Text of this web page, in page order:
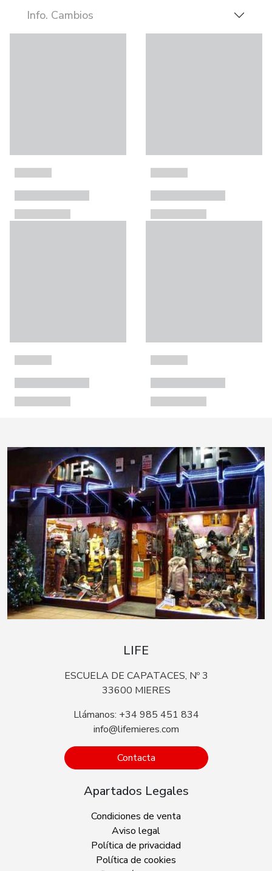
Info. Cambios
LIFE
ESCUELA DE CAPATACES, Nº 3
33600 MIERES
Llámanos: +34 985 451 834
info@lifemieres.com
Contacta
Apartados Legales
Condiciones de venta
Aviso legal
Política de privacidad
Política de cookies